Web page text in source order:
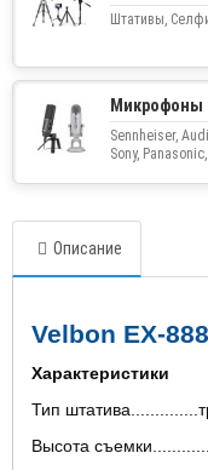
Штативы,
Микрофоны
Sennheiser,
Sony,
Описание
Velbon EX-888
Характеристики
Тип
Высота